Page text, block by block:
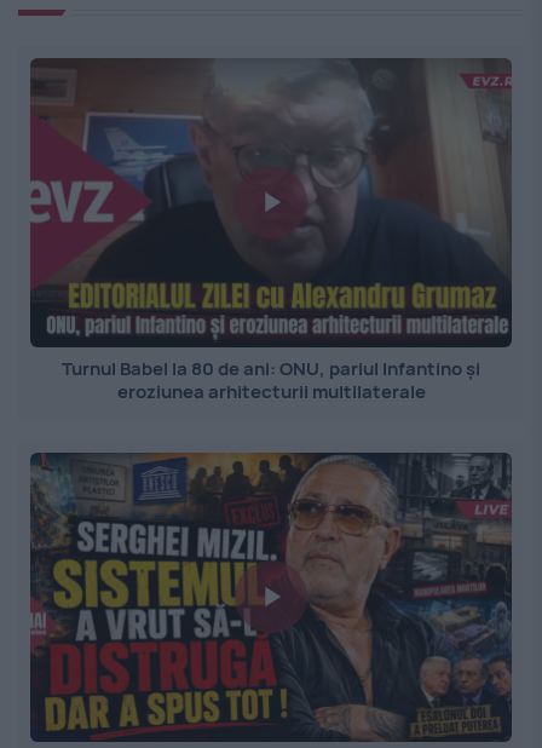
Turnul Babel la 80 de ani: ONU, pariul Infantino și
eroziunea arhitecturii multilaterale